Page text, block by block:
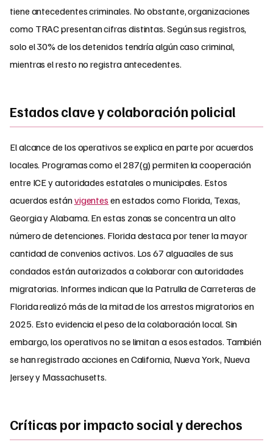
tiene antecedentes criminales. No obstante, organizaciones
como TRAC presentan cifras distintas. Según sus registros,
solo el 30% de los detenidos tendría algún caso criminal,
mientras el resto no registra antecedentes.
Estados clave y colaboración policial
El alcance de los operativos se explica en parte por acuerdos
locales. Programas como el 287(g) permiten la cooperación
entre ICE y autoridades estatales o municipales. Estos
acuerdos estánvigentes en estados como Florida, Texas,
Georgia y Alabama. En estas zonas se concentra un alto
número de detenciones. Florida destaca por tener la mayor
cantidad de convenios activos. Los 67 alguaciles de sus
condados están autorizados a colaborar con autoridades
migratorias. Informes indican que la Patrulla de Carreteras de
Florida realizó más de la mitad de los arrestos migratorios en
2025. Esto evidencia el peso de la colaboración local. Sin
embargo, los operativos no se limitan a esos estados. También
se han registrado acciones en California, Nueva York, Nueva
Jersey y Massachusetts.
Críticas por impacto social y derechos